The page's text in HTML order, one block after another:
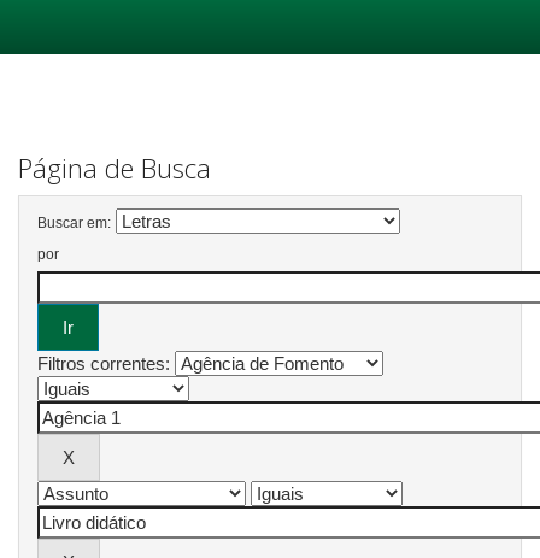
Página de Busca
Buscar em:
por
Filtros correntes: